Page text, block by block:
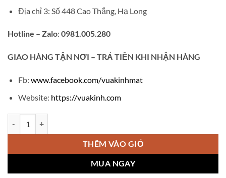
Địa chỉ 3: Số 448 Cao Thắng, Hạ Long
Hotline – Zalo: 0981.005.280
GIAO HÀNG TẬN NƠI – TRẢ TIỀN KHI NHẬN HÀNG
Fb: www.facebook.com/vuakinhmat
Website: https://vuakinh.com
THÊM VÀO GIỎ
MUA NGAY